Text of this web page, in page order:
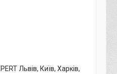
Львів, Київ, Харків,